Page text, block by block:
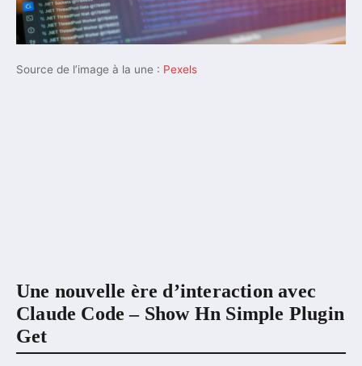
Source de l’image à la une : Pexels
Une nouvelle ère d’interaction avec
Claude Code – Show Hn Simple Plugin
Get